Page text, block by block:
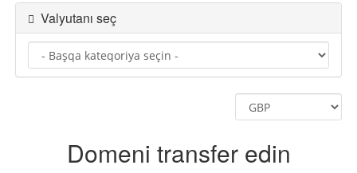
Valyutanı seç
Domeni transfer edin